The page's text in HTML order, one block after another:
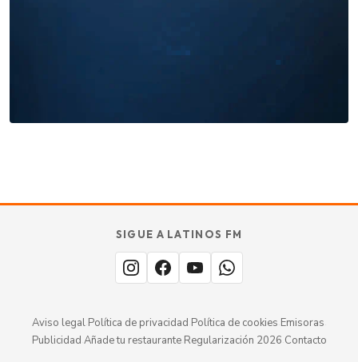
TU SABOR
MERECE
ESTARaquí.
SIGUE A LATINOS FM
Aviso legal· Política de privacidad Política de cookies Emisoras
Publicidad Añade tu restaurante· Regularización 2026 Contacto